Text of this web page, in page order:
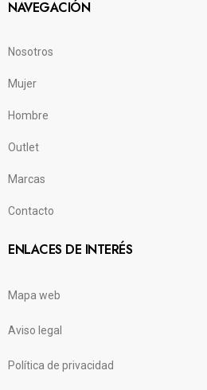
NAVEGACIÓN
Nosotros
Mujer
Hombre
Outlet
Marcas
Contacto
ENLACES DE INTERÉS
Mapa web
Aviso legal
Política de privacidad